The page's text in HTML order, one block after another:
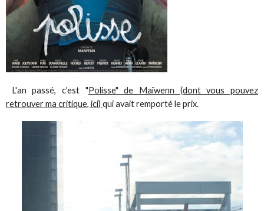
L'an passé, c'est "Polisse" de Maïwenn (dont vous pouvez
retrouver ma critique, ici)qui avait remporté le prix.